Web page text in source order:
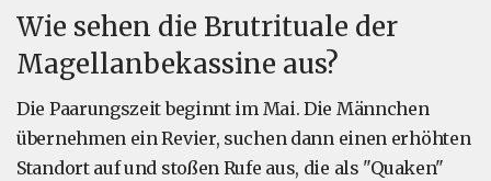
Wie sehen die Brutrituale der
Magellanbekassine aus?
Die Paarungszeit beginnt im Mai. Die Männchen
übernehmen ein Revier, suchen dann einen erhöhten
Standort auf und stoßen Rufe aus, die als "Quaken"